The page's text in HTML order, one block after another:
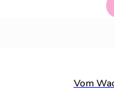
Vom